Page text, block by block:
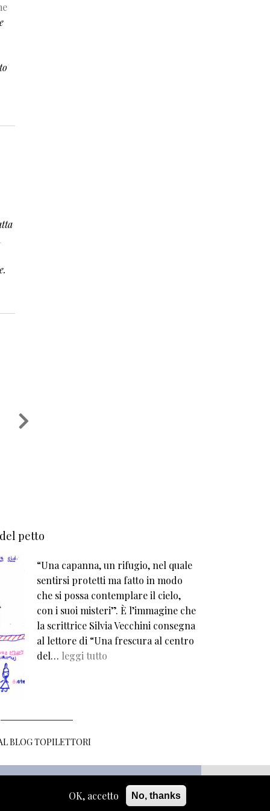
petto
“Una capanna, un rifugio, nel quale
sentirsi protetti ma fatto in modo
che si possa contemplare il cielo,
con i suoi misteri”. È l’immagine che
la scrittrice Silvia Vecchini consegna
al lettore di “Una frescura al centro
del… leggi tutto
BLOG TOPILETTORI
OK, accetto No, thanks